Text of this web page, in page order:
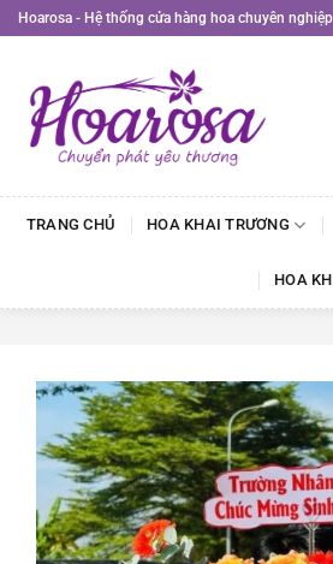
Bỏ
qua
dung
Hoarosa - Hệ thống cửa hàng hoa chuyên
TRANG CHỦ HOA KHAI TRƯƠNG
HOA